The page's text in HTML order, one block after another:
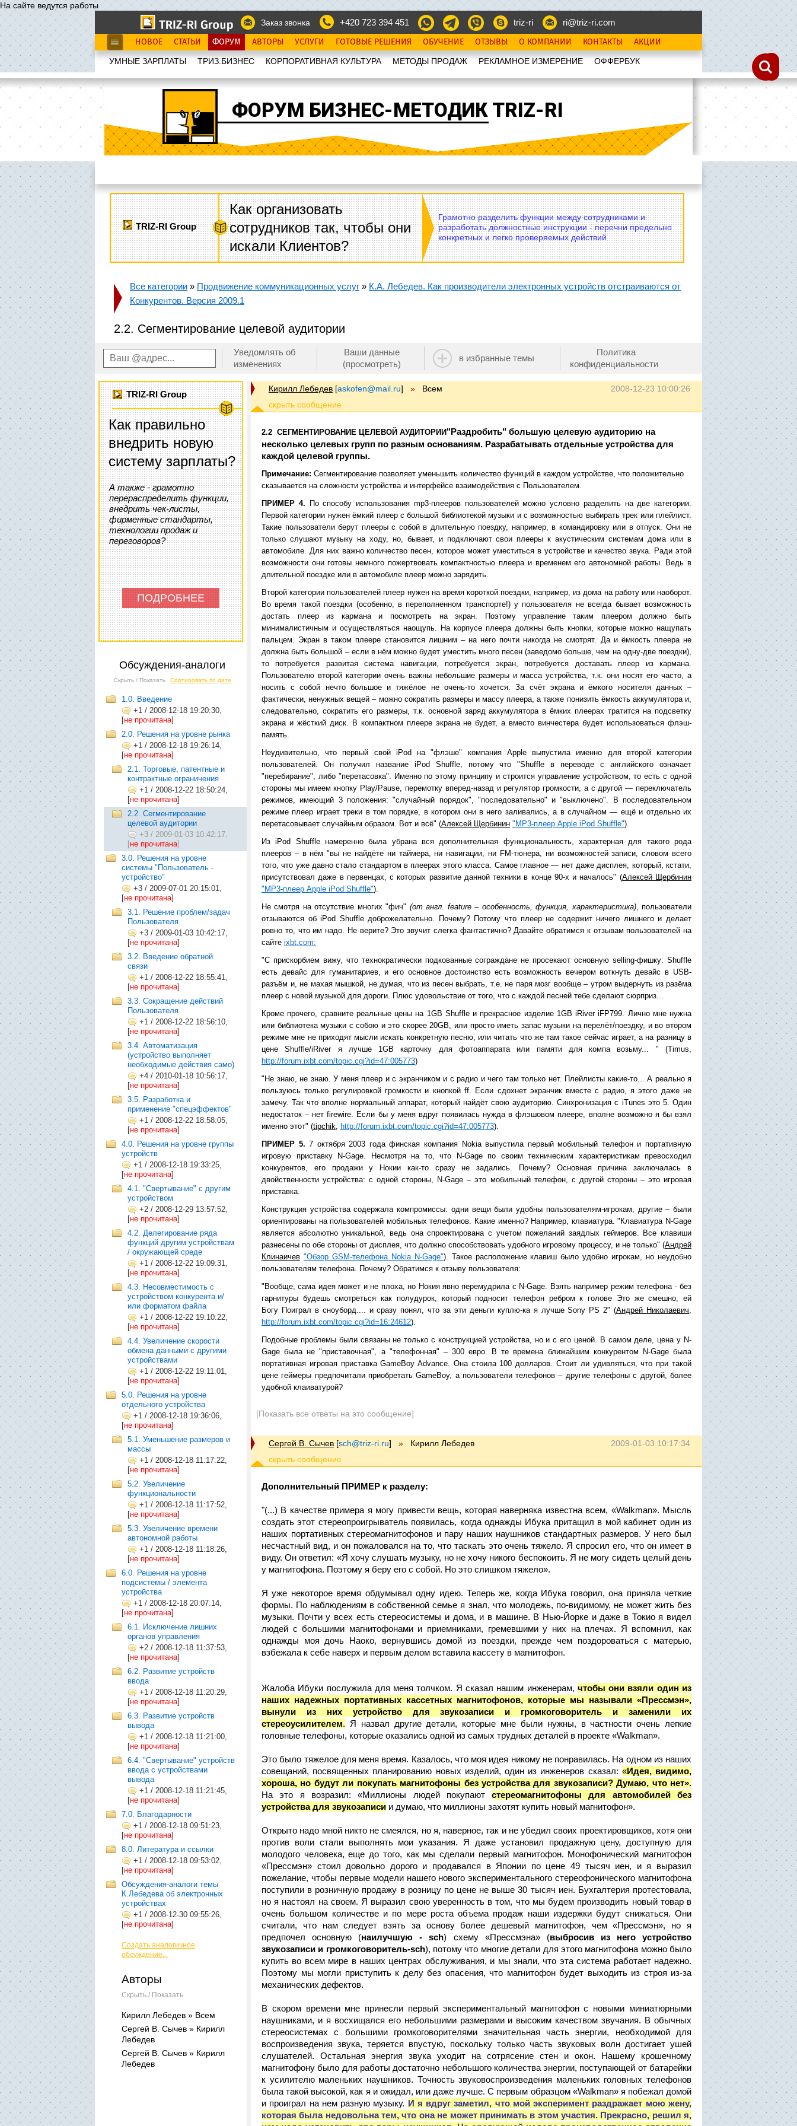
На сайте ведутся работы
Заказ звонка
+420 723 394 451 triz-ri ri@triz-ri.com
НОВОЕ СТАТЬИ ФОРУМ АВТОРЫ УСЛУГИ ГОТОВЫЕ РЕШЕНИЯ ОБУЧЕНИЕ ОТЗЫВЫ О КОМПАНИИ КОНТАКТЫ АКЦИИ
УМНЫЕ ЗАРПЛАТЫ ТРИЗ.БИЗНЕС КОРПОРАТИВНАЯ КУЛЬТУРА МЕТОДЫ ПРОДАЖ РЕКЛАМНОЕ ИЗМЕРЕНИЕ OФФЕРБУК
ФОРУМ БИЗНЕС-МЕТОДИК TRIZ-RI
TRIZ-RI Group
Как организовать
сотрудников так, чтобы они
искали Клиентов?
Грамотно разделить функции между сотрудниками и
разработать должностные инструкции - перечни предельно
конкретных и легко проверяемых действий
Все категории » Продвижение коммуникационных услуг » К.А. Лебедев. Как производители электронных устройств отстраиваются от
Конкурентов. Версия 2009.1
2.2. Сегментирование целевой аудитории
Уведомлять об
изменениях
Ваши данные
(просмотреть)
в избранные темы
Политика
конфиденциальности
TRIZ-RI Group
Как правильно
внедрить новую
систему зарплаты?
А также - грамотно
перераспределить функции,
внедрить чек-листы,
фирменные стандарты,
технологии продаж и
переговоров?
ПОДРОБНЕЕ
Обсуждения-аналоги
Скрыть / Показать Сортировать по дате
1.0. Введение
+1 / 2008-12-18 19:20:30,
[не прочитана]
2.0. Решения на уровне рынка
+1 / 2008-12-18 19:26:14,
[не прочитана]
2.1. Торговые, патентные и
контрактные ограничения
+1 / 2008-12-22 18:50:24,
[не прочитана]
2.2. Сегментирование
целевой аудитории
+3 / 2009-01-03 10:42:17,
[не прочитана]
3.0. Решения на уровне
системы "Пользователь -
устройство"
+3 / 2009-07-01 20:15:01,
[не прочитана]
3.1. Решение проблем/задач
Пользователя
+3 / 2009-01-03 10:42:17,
[не прочитана]
3.2. Введение обратной
связи
+1 / 2008-12-22 18:55:41,
[не прочитана]
3.3. Сокращение действий
Пользователя
+1 / 2008-12-22 18:56:10,
[не прочитана]
3.4. Автоматизация
(устройство выполняет
необходимые действия само)
+4 / 2010-01-18 10:56:17,
[не прочитана]
3.5. Разработка и
применение "спецэффектов"
+1 / 2008-12-22 18:58:05,
[не прочитана]
4.0. Решения на уровне группы
устройств
+1 / 2008-12-18 19:33:25,
[не прочитана]
4.1. "Свертывание" с другим
устройством
+2 / 2008-12-29 13:57:52,
[не прочитана]
4.2. Делегирование ряда
функций другим устройствам
/ окружающей среде
+1 / 2008-12-22 19:09:31,
[не прочитана]
4.3. Несовместимость с
устройством конкурента и/
или форматом файла
+1 / 2008-12-22 19:10:22,
[не прочитана]
4.4. Увеличение скорости
обмена данными с другими
устройствами
+1 / 2008-12-22 19:11:01,
[не прочитана]
5.0. Решения на уровне
отдельного устройства
+1 / 2008-12-18 19:36:06,
[не прочитана]
5.1. Уменьшение размеров и
массы
+1 / 2008-12-18 11:17:22,
[не прочитана]
5.2. Увеличение
функциональности
+1 / 2008-12-18 11:17:52,
[не прочитана]
5.3. Увеличение времени
автономной работы
+1 / 2008-12-18 11:18:26,
[не прочитана]
6.0. Решения на уровне
подсистемы / элемента
устройства
+1 / 2008-12-18 20:07:14,
[не прочитана]
6.1. Исключение лишних
органов управления
+2 / 2008-12-18 11:37:53,
[не прочитана]
6.2. Развитие устройств
ввода
+1 / 2008-12-18 11:20:29,
[не прочитана]
6.3. Развитие устройств
вывода
+1 / 2008-12-18 11:21:00,
[не прочитана]
6.4. "Свертывание" устройств
ввода с устройствами
вывода
+1 / 2008-12-18 11:21:45,
[не прочитана]
7.0. Благодарности
+1 / 2008-12-18 09:51:23,
[не прочитана]
8.0. Литература и ссылки
+1 / 2008-12-18 09:53:02,
[не прочитана]
Обсуждения-аналоги темы
К.Лебедева об электронных
устройствах
+1 / 2008-12-30 09:55:26,
[не прочитана]
Создать аналогичное
обсуждение...
Авторы
Скрыть / Показать
Кирилл Лебедев » Всем
Сергей В. Сычев » Кирилл
Лебедев
Сергей В. Сычев » Кирилл
Лебедев
2008-12-23 10:00:26
Кирилл Лебедев [askofen@mail.ru] » Всем
2.2 СЕГМЕНТИРОВАНИЕ ЦЕЛЕВОЙ АУДИТОРИИ "Раздробить" большую целевую аудиторию на
несколько целевых групп по разным основаниям. Разрабатывать отдельные устройства для
каждой целевой группы.
Примечание: Сегментирование позволяет уменьшить количество функций в каждом устройстве, что положительно
сказывается на сложности устройства и интерфейсе взаимодействия с Пользователем.
ПРИМЕР 4. По способу использования mp3-плееров пользователей можно условно разделить на две категории.
Первой категории нужен ёмкий плеер с большой библиотекой музыки и с возможностью выбирать трек или плейлист.
Такие пользователи берут плееры с собой в длительную поездку, например, в командировку или в отпуск. Они не
только слушают музыку на ходу, но, бывает, и подключают свои плееры к акустическим системам дома или в
автомобиле. Для них важно количество песен, которое может уместиться в устройстве и качество звука. Ради этой
возможности они готовы немного пожертвовать компактностью плеера и временем его автономной работы. Ведь в
длительной поездке или в автомобиле плеер можно зарядить.
Второй категории пользователей плеер нужен на время короткой поездки, например, из дома на работу или наоборот.
Во время такой поездки (особенно, в переполненном транспорте!) у пользователя не всегда бывает возможность
достать плеер из кармана и посмотреть на экран. Поэтому управление таким плеером должно быть
минималистичным и осуществляться наощупь. На корпусе плеера должны быть кнопки, которые можно нащупать
пальцем. Экран в таком плеере становится лишним – на него почти никогда не смотрят. Да и ёмкость плеера не
должна быть большой – если в нём можно будет уместить много песен (заведомо больше, чем на одну-две поездки),
то потребуется развитая система навигации, потребуется экран, потребуется доставать плеер из кармана.
Пользователю второй категории очень важны небольшие размеры и масса устройства, т.к. они носят его часто, а
носить с собой нечто большое и тяжёлое не очень-то хочется. За счёт экрана и ёмкого носителя данных –
фактически, ненужных вещей – можно сократить размеры и массу плеера, а также понизить ёмкость аккумулятора и,
следовательно, сократить его размеры, т.к. основной заряд аккумулятора в ёмких плеерах тратится на подсветку
экрана и жёсткий диск. В компактном плеере экрана не будет, а вместо винчестера будет использоваться флэш-
память.
Неудивительно, что первый свой iPod на "флэше" компания Apple выпустила именно для второй категории
пользователей. Он получил название iPod Shuffle, потому что "Shuffle в переводе с английского означает
"перебирание", либо "перетасовка". Именно по этому принципу и строится управление устройством, то есть с одной
стороны мы имеем кнопку Play/Pause, перемотку вперед-назад и регулятор громкости, а с другой — переключатель
режимов, имеющий 3 положения: "случайный порядок", "последовательно" и "выключено". В последовательном
режиме плеер играет треки в том порядке, в котором они в него заливались, а в случайном — ещё и отдельно их
перетасовывает случайным образом. Вот и всё" (Алексей Щербинин "MP3-плеер Apple iPod Shuffle").
Из iPod Shuffle намеренно была убрана вся дополнительная функциональность, характерная для такого рода
плееров – в нём "вы не найдёте ни таймера, ни навигации, ни FM-тюнера, ни возможностей записи, словом всего
того, что уже давно стало стандартом в плеерах этого класса. Самое главное — нет даже дисплея, который, кстати,
присутствовал даже в первенцах, с которых развитие данной техники в конце 90-х и началось" (Алексей Щербинин
"MP3-плеер Apple iPod Shuffle").
Не смотря на отсутствие многих "фич" (от англ. feature– особенность, функция, характеристика), пользователи
отзываются об iPod Shuffle доброжелательно. Почему? Потому что плеер не содержит ничего лишнего и делает
ровно то, что им надо. Не верите? Это звучит слегка фантастично? Давайте обратимся к отзывам пользователей на
сайте ixbt.com:
"С прискорбием вижу, что технократически подкованные сограждане не просекают основную selling-фишку: Shuffle
есть девайс для гуманитариев, и его основное достоинство есть возможность вечером воткнуть девайс в USB-
разъём и, не махая мышкой, не думая, что из песен выбрать, т.е. не паря мозг вообще – утром выдернуть из разёма
плеер с новой музыкой для дороги. Плюс удовольствие от того, что с каждой песней тебе сделают сюрприз...
Кроме прочего, сравните реальные цены на 1GB Shuffle и прекрасное изделие 1GB iRiver iFP799. Лично мне нужна
или библиотека музыки с собою и это скорее 20GB, или просто иметь запас музыки на перелёт/поездку, и во втором
режиме мне не приходят мысли искать конкретную песню, или читать что же там такое сейчас играет, а на разницу в
цене Shuffle/iRiver я лучше 1GB карточку для фотоаппарата или памяти для компа возьму... " (Timus,
http://forum.ixbt.com/topic.cgi?id=47:005773)
"Не знаю, не знаю. У меня плеер и с экранчиком и с радио и чего там только нет. Плейлисты какие-то... А реально я
пользуюсь только регулировкой громкости и кнопкой ff. Если сдохнет экранчик вместе с радио, я этого даже не
замечу. Так что вполне нормальный аппарат, который найдёт свою аудиторию. Синхронизация с iTunes это 5. Один
недостаток – нет firewire. Если бы у меня вдруг появилась нужда в флэшовом плеере, вполне возможно я бы взял
именно этот" (tipchik, http://forum.ixbt.com/topic.cgi?id=47:005773).
ПРИМЕР 5. 7 октября 2003 года финская компания Nokia выпустила первый мобильный телефон и портативную
игровую приставку N-Gage. Несмотря на то, что N-Gage по своим техническим характеристикам превосходил
конкурентов, его продажи у Нокии как-то сразу не задались. Почему? Основная причина заключалась в
двойственности устройства: с одной стороны, N-Gage – это мобильный телефон, с другой стороны – это игровая
приставка.
Конструкция устройства содержала компромиссы: одни вещи были удобны пользователям-игрокам, другие – были
ориентированы на пользователей мобильных телефонов. Какие именно? Например, клавиатура. "Клавиатура N-Gage
является абсолютно уникальной, ведь она спроектирована с учетом пожеланий заядлых геймеров. Все клавиши
разнесены по обе стороны от дисплея, что должно способствовать удобного игровому процессу, и не только" (Андрей
Клинаичев "Обзор GSM-телефона Nokia N-Gage"). Такое расположение клавиш было удобно игрокам, но неудобно
пользователям телефона. Почему? Обратимся к отзыву пользователя:
"Вообще, сама идея может и не плоха, но Нокия явно перемудрила с N-Gage. Взять например режим телефона - без
гарнитуры будешь смотреться как полудурок, который подносит телефон ребром к голове Это же смешно, ей
Богу Поиграл в сноуборд.... и сразу понял, что за эти деньги куплю-ка я лучше Sony PS 2" (Андрей Николаевич,
http://forum.ixbt.com/topic.cgi?id=16:24612).
Подобные проблемы были связаны не только с конструкцией устройства, но и с его ценой. В самом деле, цена у N-
Gage была не "приставочная", а "телефонная" – 300 евро. В те времена ближайшим конкурентом N-Gage была
портативная игровая приставка GameBoy Advance. Она стоила 100 долларов. Стоит ли удивляться, что при такой
цене геймеры предпочитали приобретать GameBoy, а пользователи телефонов – другие телефоны с другой, более
удобной клаиватурой?
[Показать все ответы на это сообщение]
2009-01-03 10:17:34
Сергей В. Сычев [sch@triz-ri.ru] » Кирилл Лебедев
Дополнительный ПРИМЕР к разделу:
"(...) В качестве примера я могу привести вещь, которая наверняка известна всем, «Walkman». Мысль
создать этот стереопроигрыватель появилась, когда однажды Ибука притащил в мой кабинет один из
наших портативных стереомагнитофонов и пару наших наушников стандартных размеров. У него был
несчастный вид, и он пожаловался на то, что таскать это очень тяжело. Я спросил его, что он имеет в
виду. Он ответил: «Я хочу слушать музыку, но не хочу никого беспокоить. Я не могу сидеть целый день
у магнитофона. Поэтому я беру его с собой. Но это слишком тяжело».
Я уже некоторое время обдумывал одну идею. Теперь же, когда Ибука говорил, она приняла четкие
формы. По наблюдениям в собственной семье я знал, что молодежь, по-видимому, не может жить без
музыки. Почти у всех есть стереосистемы и дома, и в машине. В Нью-Йорке и даже в Токио я видел
людей с большими магнитофонами и приемниками, гремевшими у них на плечах. Я вспомнил, как
однажды моя дочь Наоко, вернувшись домой из поездки, прежде чем поздороваться с матерью,
взбежала к себе наверх и первым делом вставила кассету в магнитофон.
Жалоба Ибуки послужила для меня толчком. Я сказал нашим инженерам, чтобы они взяли один из
наших надежных портативных кассетных магнитофонов, которые мы называли «Прессмэн»,
вынули из них устройство для звукозаписи и громкоговоритель и заменили их
стереоусилителем. Я назвал другие детали, которые мне были нужны, в частности очень легкие
головные телефоны, которые оказались одной из самых трудных деталей в проекте «Walkman».
Это было тяжелое для меня время. Казалось, что моя идея никому не понравилась. На одном из наших
совещаний, посвященных планированию новых изделий, один из инженеров сказал: «Идея, видимо,
хороша, но будут ли покупать магнитофоны без устройства для звукозаписи? Думаю, что нет».
На это я возразил: «Миллионы людей покупают
стереомагнитофоны для автомобилей без
устройства для звукозаписи и думаю, что миллионы захотят купить новый магнитофон».
Открыто надо мной никто не смеялся, но я, наверное, так и не убедил своих проектировщиков, хотя они
против воли стали выполнять мои указания. Я даже установил продажную цену, доступную для
молодого человека, еще до того, как мы сделали первый магнитофон. Монофонический магнитофон
«Прессмэн» стоил довольно дорого и продавался в Японии по цене 49 тысяч иен, и я выразил
пожелание, чтобы первые модели нашего нового экспериментального стереофонического магнитофона
поступили в розничную продажу в розницу по цене не выше 30 тысяч иен. Бухгалтерия протестовала,
но я настоял на своем. Я выразил свою уверенность в том, что мы будем производить новый товар в
очень большом количестве и по мере роста объема продаж наши издержки будут снижаться. Они
считали, что нам следует взять за основу более дешевый магнитофон, чем «Прессмэн», но я
предпочел основную (наилучшую - sch) схему «Прессмэна» (выбросив из него устройство
звукозаписи и громкоговоритель-sch), потому что многие детали для этого магнитофона можно было
купить во всем мире в наших центрах обслуживания, и мы знали, что эта система работает надежно.
Поэтому мы могли приступить к делу без опасения, что магнитофон будет выходить из строя из-за
механических дефектов.
В скором времени мне принесли первый экспериментальный магнитофон с новыми миниатюрными
наушниками, и я восхищался его небольшими размерами и высоким качеством звучания. В обычных
стереосистемах с большими громкоговорителями значительная часть энергии, необходимой для
воспроизведения звука, теряется впустую, поскольку только часть звуковых волн достигает ушей
слушателей. Остальная энергия звука уходит на сотрясение стен и окон. Нашему крошечному
магнитофону было для работы достаточно небольшого количества энергии, поступающей от батарейки
к усилителю маленьких наушников. Точность звуковоспроизведения маленьких головных телефонов
была такой высокой, как я и ожидал, или даже лучше. С первым образцом «Walkman» я побежал домой
и проиграл на нем разную музыку. И я вдруг заметил, что мой эксперимент раздражает мою жену,
которая была недовольна тем, что она не может принимать в этом участия. Прекрасно, решил я,